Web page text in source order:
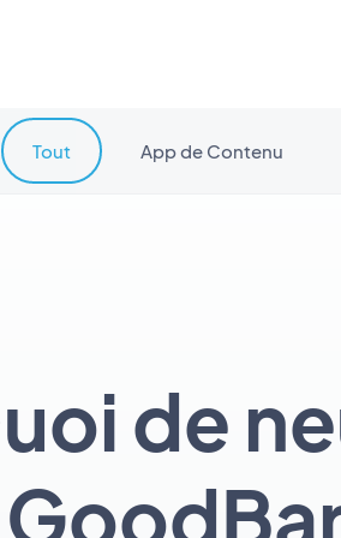
de
Tout App de Contenu